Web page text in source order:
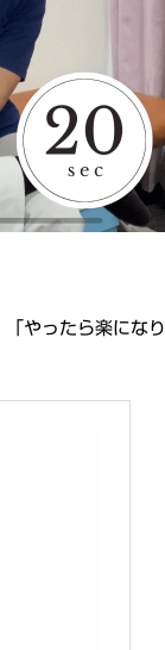
やったら楽になり